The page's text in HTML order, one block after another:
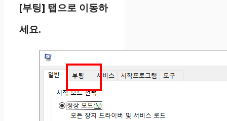
[부팅] 탭으로 이동하
세요.